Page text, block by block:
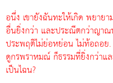
อนึ่ง เขายังฉันทะให้เกิด พยายา
อื่นยิ่งกว่า และประณีตกว่าญา
ประพฤติไม่ย่อหย่อน ไม่ท้อถอย.
ดูกรพราหมณ์ ก็ธรรมที่ยิ่งกว่า
เป็นไฉน?